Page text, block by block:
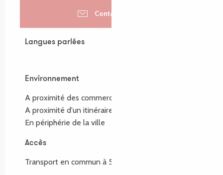
Contactez-nous
Langues parlées
Langues parlées
Environnement
Environnement
A proximité des commerces
A proximité d'un itinéraire de randonnée
En périphérie de la ville
Accès
Accès
Transport en commun à 500m